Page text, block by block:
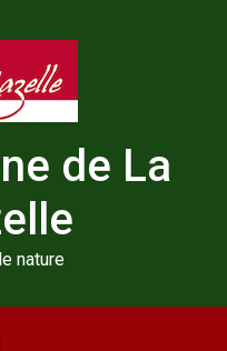
de La
nature